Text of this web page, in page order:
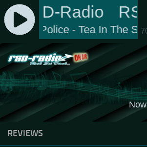
Zum Inhalt springen
REVIEWS